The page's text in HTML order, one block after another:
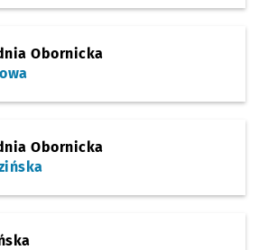
Obornicka
Obornicka